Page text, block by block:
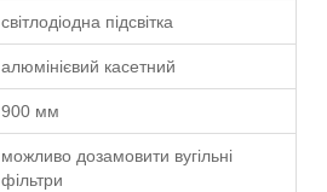
світлодіодна підсвітка
алюмінієвий касетний
900 мм
можливо дозамовити вугільні
фільтри